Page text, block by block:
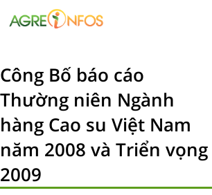
Công Bố báo cáo
Thường niên Ngành
hàng Cao su Việt Nam
năm 2008 và Triển vọng
2009